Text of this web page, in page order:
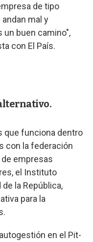
de tipo
mal y
un buen camino",
con El País.
que funciona dentro
con la federación
empresas
el Instituto
la República,
para la
en el Pit-